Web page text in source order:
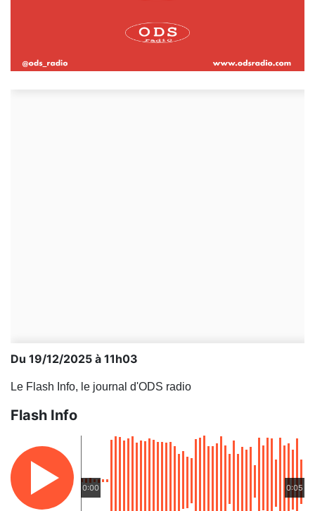
Du 19/12/2025 à 11h03
Le Flash Info, le journal d'ODS radio
Flash Info
0:00 0:05